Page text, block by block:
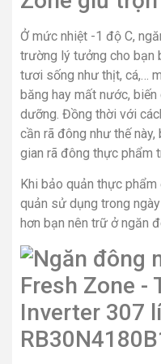
Ở mức nhiệt -1 độ C,
trường lý tưởng cho bạn
tươi sống như thịt, cá,…
băng hay mất nước,
dưỡng. Đồng thời với
cần rã đông như thế
gian rã đông thực phẩm
Khi bảo quản thực
quản sử dụng trong
hơn bạn nên trữ ở ngăn